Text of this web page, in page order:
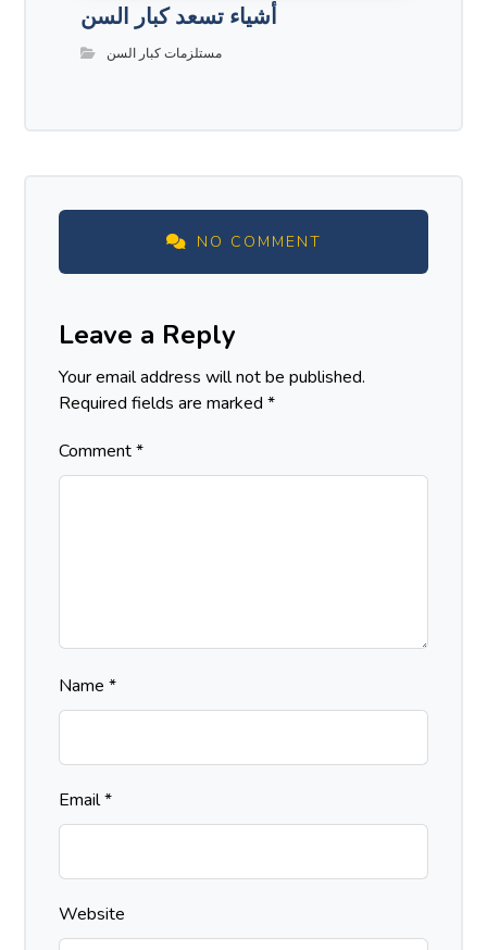
أشياء تسعد كبار السن
مستلزمات كبار السن
NO COMMENT
Leave a Reply
Your email address will not be published.
Required fields are marked*
Comment*
Name*
Email*
Website